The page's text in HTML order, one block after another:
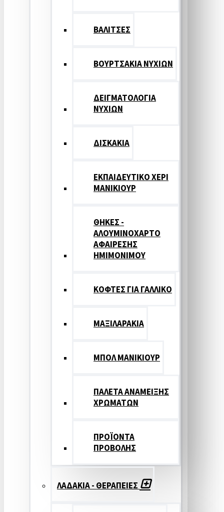
ΒΑΛΙΤΣΕΣ
ΒΟΥΡΤΣΑΚΙΑ ΝΥΧΙΩΝ
ΔΕΙΓΜΑΤΟΛΟΓΙΑ
ΝΥΧΙΩΝ
ΔΙΣΚΑΚΙΑ
ΕΚΠΑΙΔΕΥΤΙΚΟ ΧΕΡΙ
ΜΑΝΙΚΙΟΥΡ
ΘΗΚΕΣ -
ΑΛΟΥΜΙΝΟΧΑΡΤΟ
ΑΦΑΙΡΕΣΗΣ
ΗΜΙΜΟΝΙΜΟΥ
ΚΟΦΤΕΣ ΓΙΑ ΓΑΛΛΙΚΟ
ΜΑΞΙΛΑΡΑΚΙΑ
ΜΠΟΛ ΜΑΝΙΚΙΟΥΡ
ΠΑΛΕΤΑ ΑΝΑΜΕΙΞΗΣ
ΧΡΩΜΑΤΩΝ
ΠΡΟΪΟΝΤΑ
ΠΡΟΒΟΛΗΣ
ΛΑΔΑΚΙΑ - ΘΕΡΑΠΕΙΕΣ